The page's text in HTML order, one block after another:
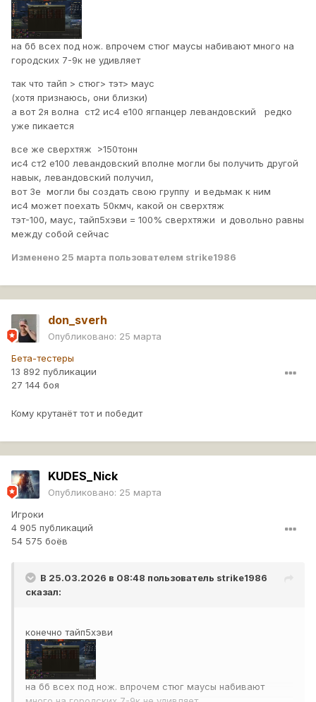
на бб всех под нож. впрочем стюг маусы набивают много на
городских 7-9к не удивляет
так что тайп > стюг> тэт> маус
(хотя признаюсь, они близки)
а вот 2я волна ст2 ис4 е100 ягпанцер левандовский редко
уже пикается
все же сверхтяж >150тонн
ис4 ст2 е100 левандовский вполне могли бы получить другой
навык, левандовский получил,
вот 3е могли бы создать свою группу и ведьмак к ним
ис4 может поехать 50кмч, какой он сверхтяж
тэт-100, маус, тайп5хэви = 100% сверхтяжи и довольно равны
между собой сейчас
Изменено 25 марта пользователем strike1986
don_sverh
Опубликовано: 25 марта
Бета-тестеры
13 892 публикации
27 144 боя
Кому крутанёт тот и победит
KUDES_Nick
Опубликовано: 25 марта
Игроки
4 905 публикаций
54 575 боёв
В 25.03.2026 в 08:48 пользователь strike1986
сказал:
конечно тайп5хэви
на бб всех под нож. впрочем стюг маусы набивают